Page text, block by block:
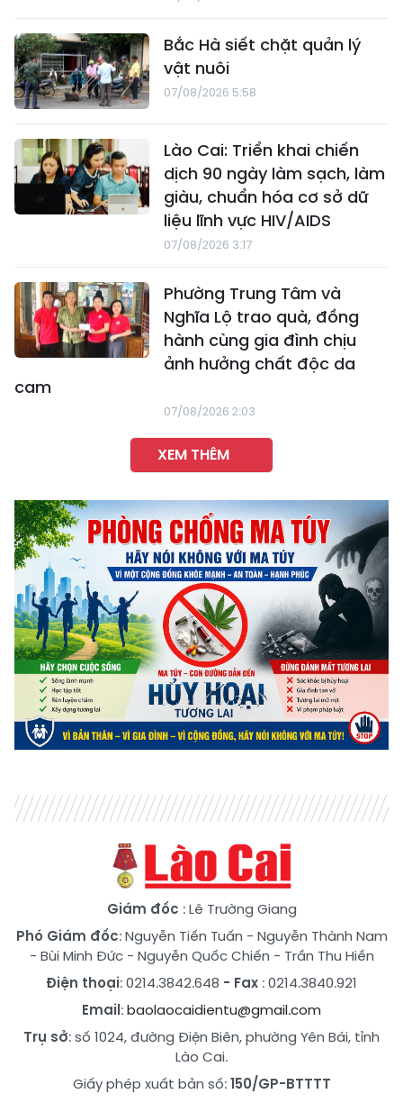
Bắc Hà siết chặt quản lý
vật nuôi
07/08/2026 5:58
Lào Cai: Triển khai chiến
dịch 90 ngày làm sạch, làm
giàu, chuẩn hóa cơ sở dữ
liệu lĩnh vực HIV/AIDS
07/08/2026 3:17
Phường Trung Tâm và
Nghĩa Lộ trao quà, đồng
hành cùng gia đình chịu
ảnh hưởng chất độc da
cam
07/08/2026 2:03
XEM THÊM
Giám đốc : Lê Trường Giang
Phó Giám đốc:Nguyễn Tiến Tuấn - Nguyễn Thành Nam
- Bùi Minh Đức- Nguyễn Quốc Chiến - Trần Thu Hiền
Điện thoại: 0214.3842.648 - Fax : 0214.3840.921
Email:baolaocaidientu@gmail.com
Trụ sở: số 1024, đường Điện Biên, phường Yên Bái, tỉnh
Lào Cai.
Giấy phép xuất bản số:150/GP-BTTTT